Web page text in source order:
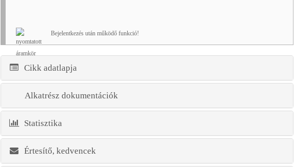
Bejelentkezés után működő funkció!
Cikk adatlapja
Alkatrész dokumentációk
Statisztika
Értesítő, kedvencek